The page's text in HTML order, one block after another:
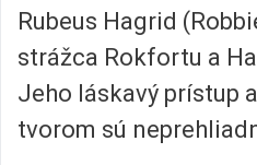
Rubeus Hagrid
strážca Rokfortu a
Jeho láskavý prístup
tvorom sú